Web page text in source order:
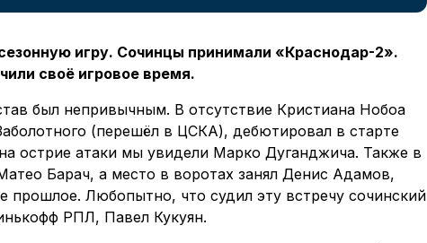
игру. Сочинцы принимали «Краснодар-2».
своё игровое время.
был непривычным. В отсутствие Кристиана Нобоа
(перешёл в ЦСКА), дебютировал в старте
острие атаки мы увидели Марко Дуганджича. Также в
Барач, а место в воротах занял Денис Адамов,
прошлое. Любопытно, что судил эту встречу сочинский
РПЛ, Павел Кукуян.